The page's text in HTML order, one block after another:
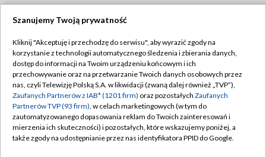
TVP
Abonament TVP
Emisja w TVP
Centrum informacji TVP
Naziemna Telewizja Cyfrowa
Regulamin TVP
Polityka prywatności
Moje zgody
Pomoc
Szanujemy Twoją prywatność
Kliknij "Akceptuję i przechodzę do serwisu", aby wyrazić zgody na
korzystanie z technologii automatycznego śledzenia i zbierania danych,
dostęp do informacji na Twoim urządzeniu końcowym i ich
przechowywanie oraz na przetwarzanie Twoich danych osobowych przez
nas, czyli Telewizję Polską S.A. w likwidacji (zwaną dalej również „TVP”),
Zaufanych Partnerów z IAB* (1201 firm) oraz pozostałych Zaufanych
Partnerów TVP (93 firm), w celach marketingowych (w tym do
zautomatyzowanego dopasowania reklam do Twoich zainteresowań i
mierzenia ich skuteczności) i pozostałych, które wskazujemy poniżej, a
także zgody na udostępnianie przez nas identyfikatora PPID do Google.